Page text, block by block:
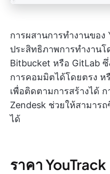
การผสานการทำงานของ
ประสิทธิภาพการทำงาน
Bitbucket หรือ GitLab
การคอมมิตได้โดยตรง ห
เพื่อติดตามการสร้างได้
Zendesk ช่วยให้สามาร
ได้
ราคา YouTrack